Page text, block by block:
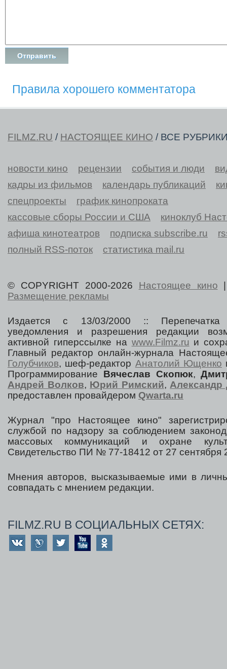
Правила хорошего комментатора
FILMZ.RU / НАСТОЯЩЕЕ КИНО / ВСЕ
новости кино рецензии события и люди
кадры из фильмов
календарь публикаций
спецпроекты
график кинопроката
кассовые сборы России и США
киноклуб
афиша кинотеатров
подписка subscribe.ru
полный RSS-поток
статистика mail.ru
© COPYRIGHT 2000-2026 Настоящее кино
Размещение рекламы
Издается с 13/03/2000 :: Перепечатка
уведомления и разрешения редакции
активной гиперссылке на www.Filmz.ru и
Главный редактор онлайн-журнала
Голубчиков, шеф-редактор Анатолий Ющенко
Программирование Вячеслав Скопюк,
Андрей Волков, Юрий Римский, Александр
предоставлен провайдером Qwarta.ru
Журнал "про Настоящее кино"
службой по надзору за соблюдением
массовых коммуникаций и охране
Свидетельство ПИ № 77-18412 от 27 сентября
Мнения авторов, высказываемые ими в
совпадать с мнением редакции.
FILMZ.RU В СОЦИАЛЬНЫХ СЕТЯХ: